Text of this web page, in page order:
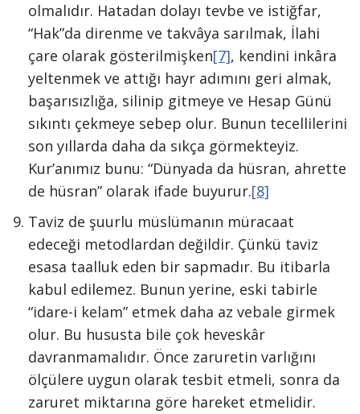
olmalıdır. Hatadan dolayı tevbe ve istiğfar,
“Hak”da direnme ve takvâya sarılmak, İlahi
çare olarak gösterilmişken[7], kendini inkâra
yeltenmek ve attığı hayr adımını geri almak,
başarısızlığa, silinip gitmeye ve Hesap Günü
sıkıntı çekmeye sebep olur. Bunun tecellilerini
son yıllarda daha da sıkça görmekteyiz.
Kur’anımız bunu: “Dünyada da hüsran, ahrette
de hüsran” olarak ifade buyurur.[8]
Taviz de şuurlu müslümanın müracaat
edeceği metodlardan değildir. Çünkü taviz
esasa taalluk eden bir sapmadır. Bu itibarla
kabul edilemez. Bunun yerine, eski tabirle
“idare-i kelam” etmek daha az vebale girmek
olur. Bu hususta bile çok heveskâr
davranmamalıdır. Önce zaruretin varlığını
ölçülere uygun olarak tesbit etmeli, sonra da
zaruret miktarına göre hareket etmelidir.